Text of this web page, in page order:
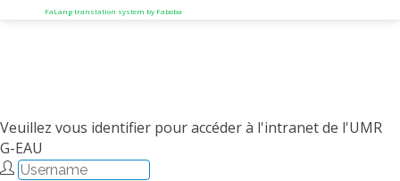
FaLang translation system by Faboba
Veuillez vous identifier pour accéder à l'intranet de l'UMR
G-EAU